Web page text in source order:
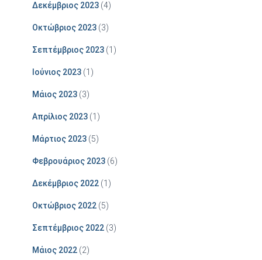
Δεκέμβριος 2023 (4)
Οκτώβριος 2023 (3)
Σεπτέμβριος 2023 (1)
Ιούνιος 2023 (1)
Μάιος 2023 (3)
Απρίλιος 2023 (1)
Μάρτιος 2023 (5)
Φεβρουάριος 2023 (6)
Δεκέμβριος 2022 (1)
Οκτώβριος 2022 (5)
Σεπτέμβριος 2022 (3)
Μάιος 2022 (2)